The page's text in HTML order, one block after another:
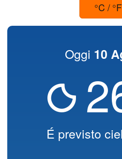
°C / °F
Oggi 10
É previsto